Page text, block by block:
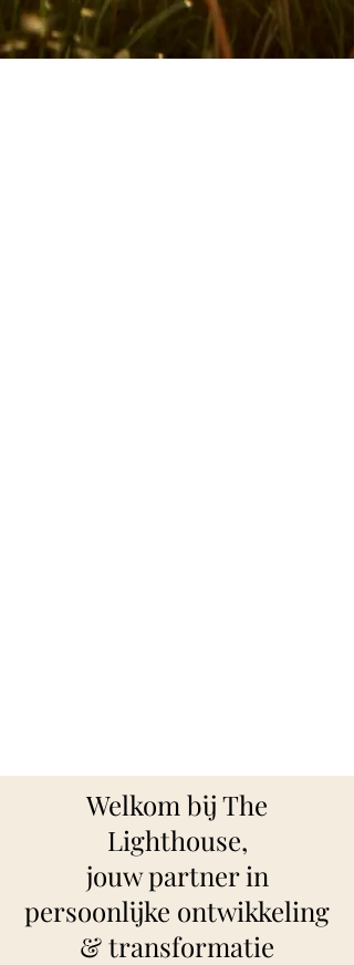
Welkom bij The
Lighthouse,
jouw partner in
persoonlijke ontwikkeling
& transformatie